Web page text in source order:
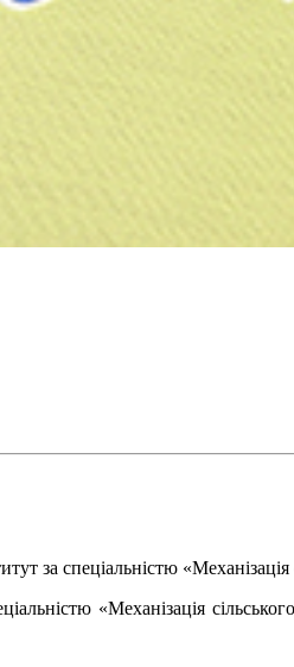
за спеціальністю «Механізація
«Механізація